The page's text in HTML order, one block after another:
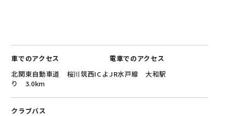
車でのアクセス
北関東自動車道 桜川筑西ICよ
り 3.0km
電車でのアクセス
JR水戸線 大和駅
クラブバス